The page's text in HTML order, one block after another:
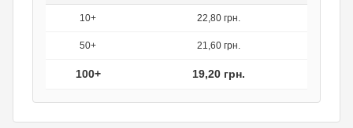
10+ 22,80 грн.
50+ 21,60 грн.
100+ 19,20 грн.